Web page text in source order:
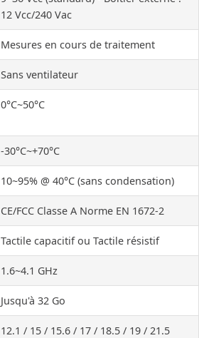
12 Vcc/240 Vac
Mesures en cours de traitement
Sans ventilateur
0°C~50°C
-30°C~+70°C
10~95% @ 40°C (sans condensation)
CE/FCC Classe A Norme EN 1672-2
Tactile capacitif ou Tactile résistif
1.6~4.1 GHz
Jusqu'à 32 Go
12.1 / 15 / 15.6 / 17 / 18.5 / 19 / 21.5